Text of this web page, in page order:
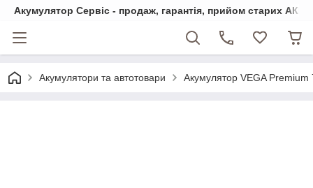
Акумулятор Сервіс - продаж, гарантія, прийом старих АКБ
Акумулятори та автотовари Акумулятор VEGA